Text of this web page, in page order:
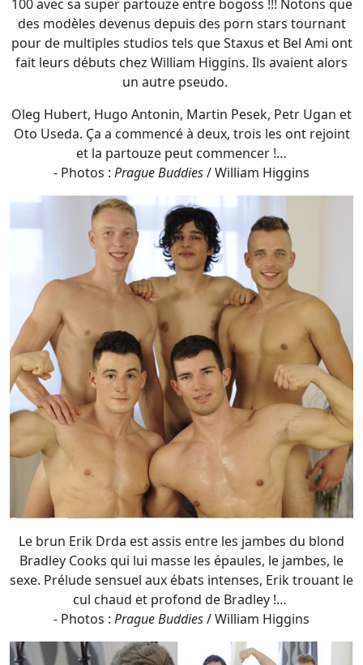
Oleg Hubert, Hugo Antonin, Martin Pesek, Petr Ugan et
Oto Useda. Ça a commencé à deux, trois les ont rejoint
et la partouze peut commencer !…
- Photos :Prague Buddies/ William Higgins
Le brun Erik Drda est assis entre les jambes du blond
Bradley Cooks qui lui masse les épaules, le jambes, le
sexe. Prélude sensuel aux ébats intenses, Erik trouant le
cul chaud et profond de Bradley !…
- Photos :Prague Buddies/ William Higgins